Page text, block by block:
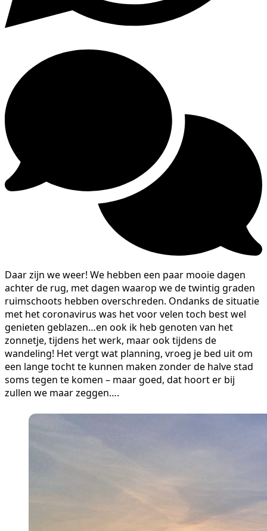
Daar zijn we weer! We hebben een paar mooie dagen
achter de rug, met dagen waarop we de twintig graden
ruimschoots hebben overschreden. Ondanks de situatie
met het coronavirus was het voor velen toch best wel
genieten geblazen…en ook ik heb genoten van het
zonnetje, tijdens het werk, maar ook tijdens de
wandeling! Het vergt wat planning, vroeg je bed uit om
een lange tocht te kunnen maken zonder de halve stad
soms tegen te komen – maar goed, dat hoort er bij
zullen we maar zeggen….